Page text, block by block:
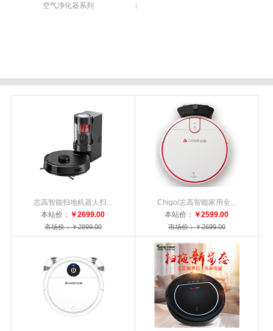
空气净化器系列
志高智能扫地机器人扫...
本站价： ￥2699.00
市场价：￥2899.00
Chigo/志高智能家用全...
本站价： ￥2599.00
市场价：￥2699.00